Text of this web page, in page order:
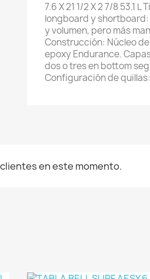
7.6 X 21 1/2 X 2 7/8 53.1
longboard y
y volumen, pero más
Construcción: Núcleo
epoxy Endurance.
dos o tres en bottom
Configuración de
en este momento.